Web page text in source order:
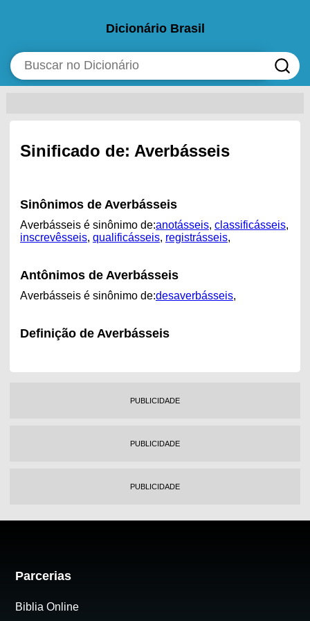
Dicionário Brasil
Sinificado de: Averbásseis
Sinônimos de Averbásseis
Averbásseis é sinônimo de:anotásseis, classificásseis,
inscrevêsseis, qualificásseis, registrásseis,
Antônimos de Averbásseis
Averbásseis é sinônimo de:desaverbásseis,
Definição de Averbásseis
PUBLICIDADE
PUBLICIDADE
PUBLICIDADE
Parcerias
Biblia Online